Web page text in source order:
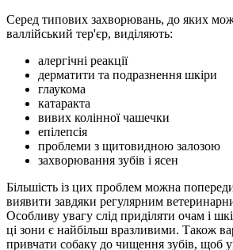
Серед типових захворювань, до яких
валлійський тер'єр, виділяють:
алергічні реакції
дерматити та подразнення шкіри
глаукома
катаракта
вивих колінної чашечки
епілепсія
проблеми з щитовидною залозою
захворювання зубів і ясен
Більшість із цих проблем можна
виявити завдяки регулярним
Особливу увагу слід приділяти очам і
ці зони є найбільш вразливими. Також
привчати собаку до чищення зубів, щоб